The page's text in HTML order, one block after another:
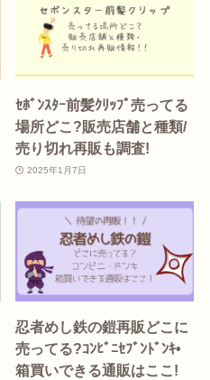
ｾﾎﾞﾝｽﾀｰ前髪ｸﾘｯﾌﾟ売ってる
場所どこ?販売店舗と種類/
売り切れ再販も調査!
2025年1月7日
忍者めし鉄の鎧再販どこに
売ってる?ｺﾝﾋﾞﾆｾﾌﾞﾝﾄﾞﾝｷ•
箱買いできる通販はここ!